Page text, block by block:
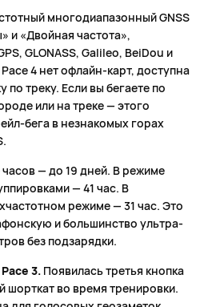
многодиапазонный GNSS
и «Двойная частота»,
GLONASS, Galileo, BeiDou и
4 нет офлайн-карт, доступна
по треку. Если вы бегаете по
или на треке — этого
бега в незнакомых горах
— до 19 дней. В режиме
— 41 час. В
режиме — 31 час. Это
и большинство ультра-
без подзарядки.
3. Появилась третья кнопка
шорткат во время тренировки.